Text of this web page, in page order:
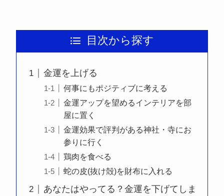
目次から探す
金運を上げる
何事にもポジティブに考える
金運アップを望めるインテリアを部
屋に置く
金運効果で評判がある神社・寺にお
参りに行く
鶏肉を食べる
蛇の皮(抜け殻)を財布に入れる
あなたはやってる？金運を下げてしま